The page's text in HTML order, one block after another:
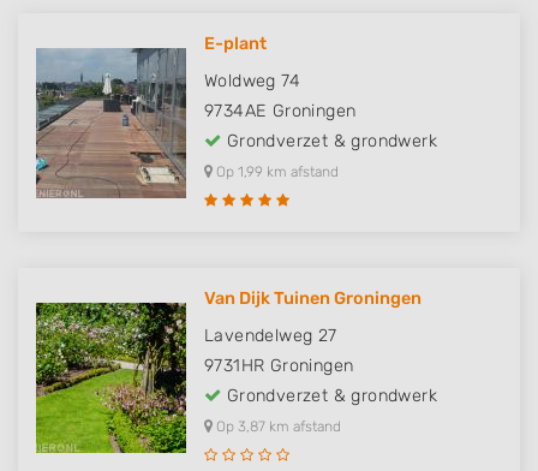
E-plant
Woldweg 74
9734AE Groningen
Grondverzet & grondwerk
Op 1,99 km afstand
Van Dijk Tuinen Groningen
Lavendelweg 27
9731HR Groningen
Grondverzet & grondwerk
Op 3,87 km afstand